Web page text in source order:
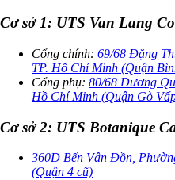
Cơ sở 1: UTS Van Lang
Cổng chính: 69/68 Đặng
TP. Hồ Chí Minh (Quận
Cổng phụ: 80/68 Dương
Hồ Chí Minh (Quận Gò
Cơ sở 2: UTS Botanique
360D Bến Vân Đồn,
(Quận 4 cũ)